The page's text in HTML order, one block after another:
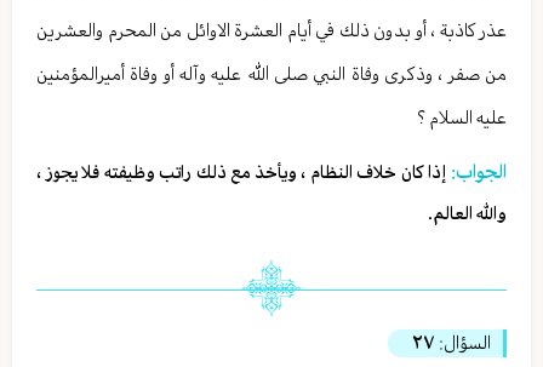
عذر كاذبة ، أو بدون ذلك في أيام العشرة الاوائل من المحرم والعشرين
من صفر ، وذكرى وفاة النبي صلى الله عليه وآله أو وفاة أميرالمؤمنين
عليه السلام ؟
الجواب: إذا كان خلاف النظام ، ويأخذ مع ذلك راتب وظيفته فلا يجوز ،
والله العالم.
السؤال: ٢٧